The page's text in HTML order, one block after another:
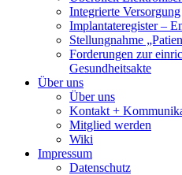
Integrierte Versorgung
Implantateregister –
Stellungnahme
Forderungen zur
Gesundheitsakte
Über uns
Über uns
Kontakt +
Mitglied werden
Wiki
Impressum
Datenschutz